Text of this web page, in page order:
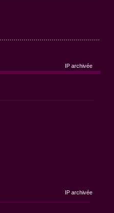
IP archivée
IP archivée